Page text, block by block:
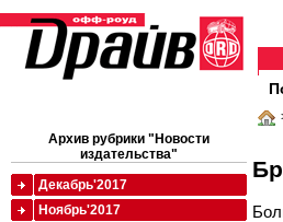
Архив рубрики "Новости
издательства"
Декабрь'2017
Ноябрь'2017